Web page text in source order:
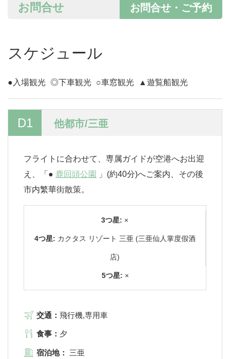
お問合せ・ご予約
お問合せ
スケジュール
●入場観光 ◎下車観光 ○車窓観光 ▲遊覧船観光
D1 他都市/三亜
フライトに合わせて、専属ガイドが空港へお出迎
え、「● 鹿回頭公園
」(約40分)へご案内、その後
市内繁華街散策。
3つ星: ×
4つ星: カクタス リゾート 三亜 (三亜仙人掌度假酒
店)
5つ星: ×
交通： 飛行機,専用車
食事： 夕
宿泊地： 三亜